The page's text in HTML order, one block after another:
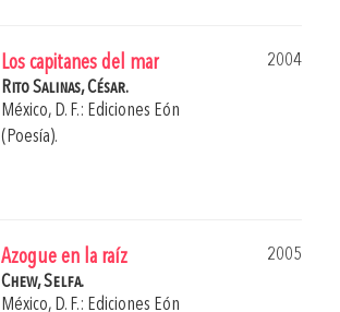
Los capitanes del mar
2004
Rito Salinas, César.
México, D. F.: Ediciones Eón
(Poesía).
Azogue en la raíz
2005
Chew, Selfa.
México, D. F.: Ediciones Eón